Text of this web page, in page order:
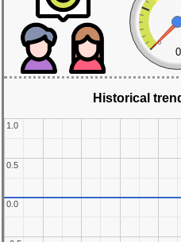
0
0
Historical
0.0
0.0
0.5
0.5
1.0
1.0